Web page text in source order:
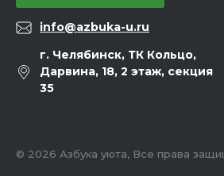
info@azbuka-u.ru
г. Челябинск, ТК Кольцо,
Дарвина, 18, 2 этаж, секция
35
© 2026 Азбука уюта, Все права